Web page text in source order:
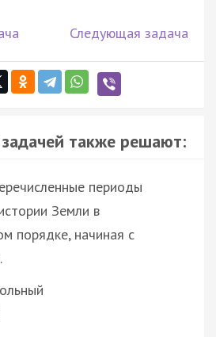
Следующая задача
также решают:
периоды
Земли в
порядке, начиная с